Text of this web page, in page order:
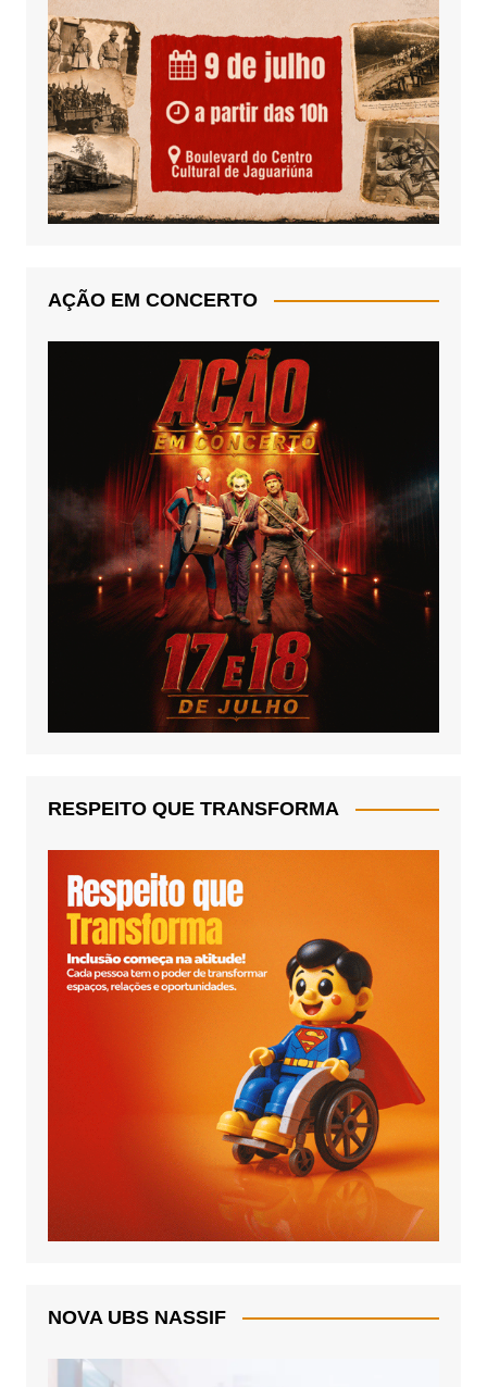
AÇÃO EM CONCERTO
RESPEITO QUE TRANSFORMA
NOVA UBS NASSIF